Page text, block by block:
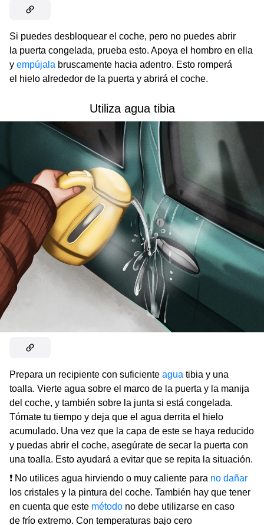
Si puedes desbloquear el coche, pero no puedes abrir
la puerta congelada, prueba esto. Apoya el hombro en ella
y empújala bruscamente hacia adentro. Esto romperá
el hielo alrededor de la puerta y abrirá el coche.
Utiliza agua tibia
Prepara un recipiente con suficiente agua tibia y una
toalla. Vierte agua sobre el marco de la puerta y la manija
del coche, y también sobre la junta si está congelada.
Tómate tu tiempo y deja que el agua derrita el hielo
acumulado. Una vez que la capa de este se haya reducido
y puedas abrir el coche, asegúrate de secar la puerta con
una toalla. Esto ayudará a evitar que se repita la situación.
❗ No utilices agua hirviendo o muy caliente para no dañar
los cristales y la pintura del coche. También hay que tener
en cuenta que este método no debe utilizarse en caso
de frío extremo. Con temperaturas bajo cero